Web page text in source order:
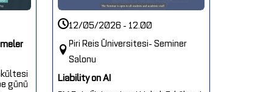
günü
12/05/2026 - 12.00
Piri Reis Üniversitesi- Seminer
Salonu
Liability on AI